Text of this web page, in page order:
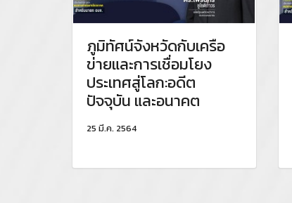
ภูมิทัศน์จังหวัดกับเครือ
ข่ายและการเชื่อมโยง
ประเทศสู่โลก:อดีต
ปัจจุบัน และอนาคต
25 มี.ค. 2564